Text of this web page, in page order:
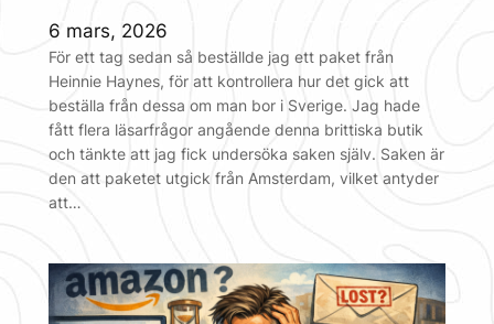
6 mars, 2026
För ett tag sedan så beställde jag ett paket från
Heinnie Haynes, för att kontrollera hur det gick att
beställa från dessa om man bor i Sverige. Jag hade
fått flera läsarfrågor angående denna brittiska butik
och tänkte att jag fick undersöka saken själv. Saken är
den att paketet utgick från Amsterdam, vilket antyder
att…